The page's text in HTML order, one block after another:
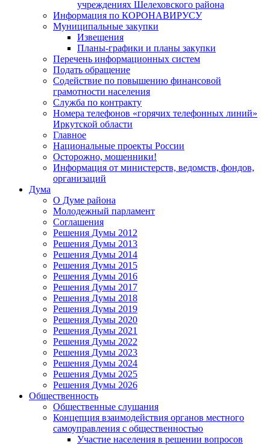
учреждениях Шелеховского района
Информация по КОРОНАВИРУСУ
Муниципальные закупки
Извещения
Планы-графики и планы закупки
Перечень информационных систем
Подать обращение
Содействие по повышению финансовой
грамотности населения
Служба по контракту
Номера телефонов «горячих телефонных линий»
Иркутской области
Главное
Национальные проекты России
Осторожно, мошенники!
Информация от министерств, ведомств, фондов,
организаций
Дума
О Думе района
Молодежный парламент
Соглашения
Решения Думы 2012
Решения Думы 2013
Решения Думы 2014
Решения Думы 2015
Решения Думы 2016
Решения Думы 2017
Решения Думы 2018
Решения Думы 2019
Решения Думы 2020
Решения Думы 2021
Решения Думы 2022
Решения Думы 2023
Решения Думы 2024
Решения Думы 2025
Решения Думы 2026
Общественность
Общественные слушания
Концепция взаимодействия органов местного
самоуправления с общественностью
Участие населения в решении вопросов